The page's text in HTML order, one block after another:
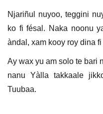
Njariñul nuyoo, teggini
ko fi fésal. Naka noonu
àndal, xam kooy roy dina fi
Ay wax yu am solo te bari
nanu Yàlla takkaale
Tuubaa.